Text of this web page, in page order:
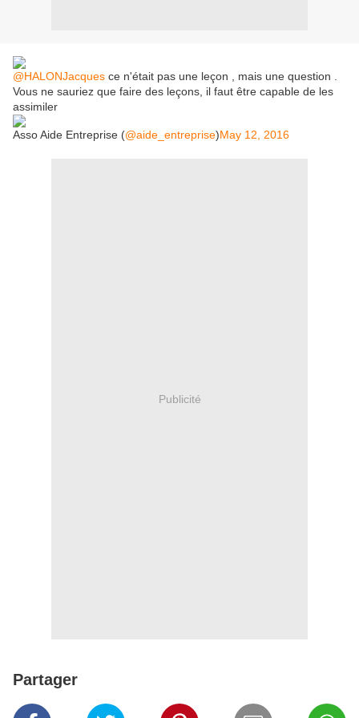
@HALONJacques ce n'était pas une leçon , mais une question .
Vous ne sauriez que faire des leçons, il faut être capable de les
assimiler
Asso Aide Entreprise (@aide_entreprise)May 12, 2016
Publicité
Partager